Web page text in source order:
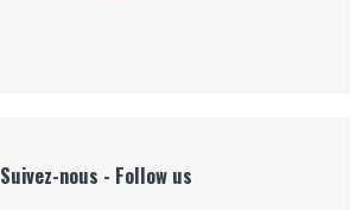
Suivez-nous - Follow us